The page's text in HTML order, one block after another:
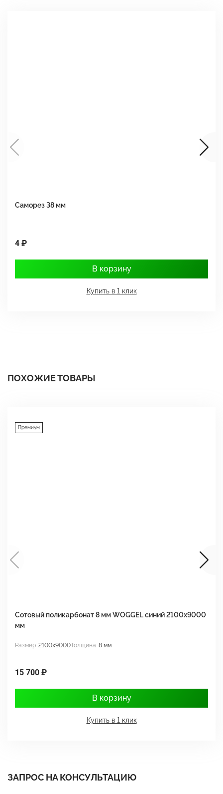
Саморез 38 мм
4 ₽
В корзину
Купить в 1 клик
ПОХОЖИЕ ТОВАРЫ
Премиум
Сотовый поликарбонат 8 мм WOGGEL синий 2100х9000
мм
Размер 2100x9000Толщина 8 мм
15 700 ₽
В корзину
Купить в 1 клик
ЗАПРОС НА КОНСУЛЬТАЦИЮ